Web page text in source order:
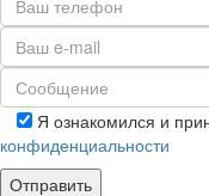
Я ознакомился и
конфиденциальности